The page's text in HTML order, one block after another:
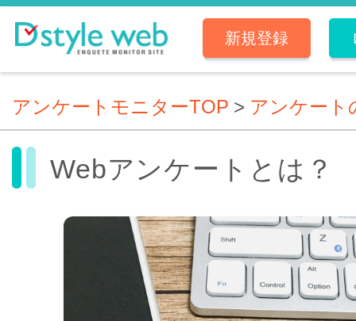
新規登録
アンケートモニターTOP > アンケート
Webアンケートとは？